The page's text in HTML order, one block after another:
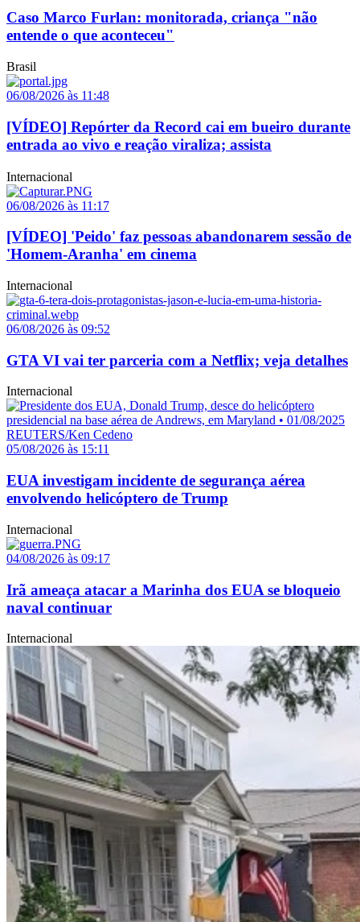
Caso Marco Furlan: monitorada, criança "não
entende o que aconteceu"
Brasil
06/08/2026 às 11:48
[VÍDEO] Repórter da Record cai em bueiro durante
entrada ao vivo e reação viraliza; assista
Internacional
06/08/2026 às 11:17
[VÍDEO] 'Peido' faz pessoas abandonarem sessão de
'Homem-Aranha' em cinema
Internacional
06/08/2026 às 09:52
GTA VI vai ter parceria com a Netflix; veja detalhes
Internacional
05/08/2026 às 15:11
EUA investigam incidente de segurança aérea
envolvendo helicóptero de Trump
Internacional
04/08/2026 às 09:17
Irã ameaça atacar a Marinha dos EUA se bloqueio
naval continuar
Internacional